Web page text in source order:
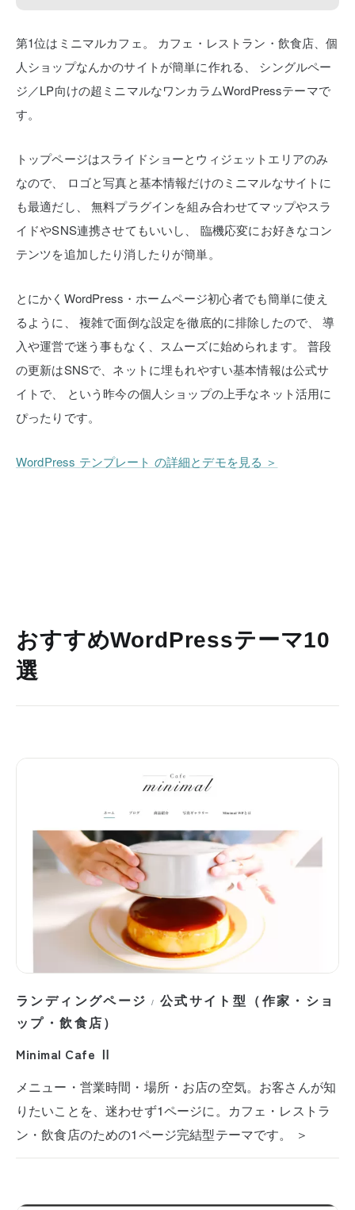
第1位はミニマルカフェ。
カフェ・レストラン・飲食店、個
人ショップなんかのサイトが簡単に作れる、
シングルペー
ジ／LP向けの超ミニマルなワンカラムWordPressテーマで
す。
トップページはスライドショーとウィジェットエリアのみ
なので、
ロゴと写真と基本情報だけのミニマルなサイトに
も最適だし、
無料プラグインを組み合わせてマップやスラ
イドやSNS連携させてもいいし、
臨機応変にお好きなコン
テンツを追加したり消したりが簡単。
とにかくWordPress・ホームページ初心者でも簡単に使え
るように、
複雑で面倒な設定を徹底的に排除したので、
導
入や運営で迷う事もなく、スムーズに始められます。
普段
の更新はSNSで、ネットに埋もれやすい基本情報は公式サ
イトで、
という昨今の個人ショップの上手なネット活用に
ぴったりです。
WordPress テンプレート の詳細とデモを見る ＞
おすすめWordPressテーマ10
選
ランディングページ / 公式サイト型（作家・ショ
ップ・飲食店）
Minimal Cafe Ⅱ
メニュー・営業時間・場所・お店の空気。お客さんが知
りたいことを、迷わせず1ページに。カフェ・レストラ
ン・飲食店のための1ページ完結型テーマです。 ＞